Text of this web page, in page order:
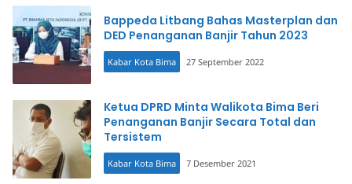
Bappeda Litbang Bahas Masterplan dan
DED Penanganan Banjir Tahun 2023
Kabar Kota Bima 27 September 2022
Ketua DPRD Minta Walikota Bima Beri
Penanganan Banjir Secara Total dan
Tersistem
Kabar Kota Bima 7 Desember 2021